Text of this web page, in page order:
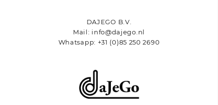
DAJEGO B.V.
Mail: info@dajego.nl
Whatsapp: +31 (0)85 250 2690